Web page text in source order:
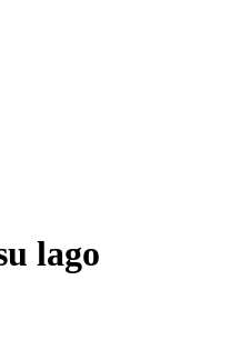
lago